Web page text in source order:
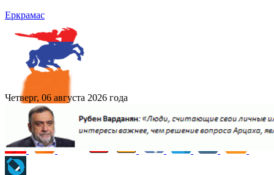
Еркрамас
Четверг, 06 августа 2026 года